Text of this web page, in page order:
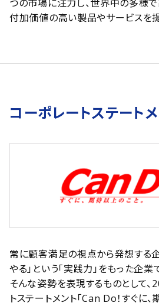
つの市場に注力し、世界中の多様
付加価値の高い製品やサービスを
コーポレートステート
常に顧客満足の視点から発想する
やる」という「実践力」をもった企業
そんな姿勢を表現するものとして、
トステートメント「Can Do！すぐに